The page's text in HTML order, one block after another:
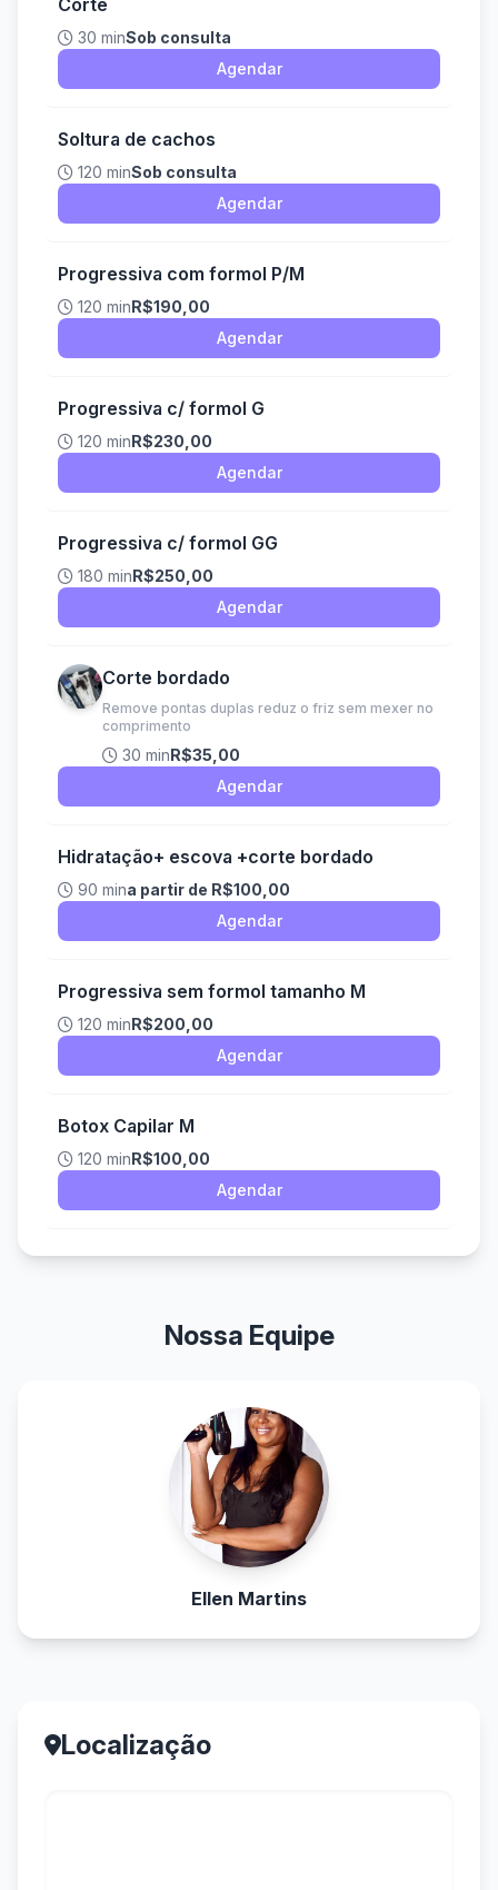
Corte
30 minSob consulta
Agendar
Soltura de cachos
120 minSob consulta
Agendar
Progressiva com formol P/M
120 minR$190,00
Agendar
Progressiva c/ formol G
120 minR$230,00
Agendar
Progressiva c/ formol GG
180 minR$250,00
Agendar
Corte bordado
Remove pontas duplas reduz o friz sem mexer no
comprimento
30 minR$35,00
Agendar
Hidratação+ escova +corte bordado
90 mina partir de R$100,00
Agendar
Progressiva sem formol tamanho M
120 minR$200,00
Agendar
Botox Capilar M
120 minR$100,00
Agendar
Nossa Equipe
Ellen Martins
Localização